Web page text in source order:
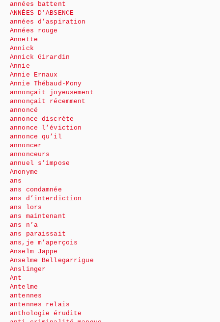
années battent
ANNÉES D’ABSENCE
années d’aspiration
Années rouge
Annette
Annick
Annick Girardin
Annie
Annie Ernaux
Annie Thébaud-Mony
annonçait joyeusement
annonçait récemment
annoncé
annonce discrète
annonce l’éviction
annonce qu’il
annoncer
annonceurs
annuel s’impose
Anonyme
ans
ans condamnée
ans d’interdiction
ans lors
ans maintenant
ans n’a
ans paraissait
ans,je m’aperçois
Anselm Jappe
Anselme Bellegarrigue
Anslinger
Ant
Antelme
antennes
antennes relais
anthologie érudite